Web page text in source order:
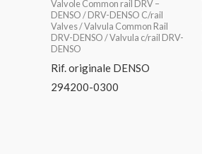
Valvole Common rail DRV –
DENSO / DRV-DENSO C/rail
Valves / Valvula Common Rail
DRV-DENSO / Valvula c/rail DRV-
DENSO
Rif. originale DENSO
294200-0300